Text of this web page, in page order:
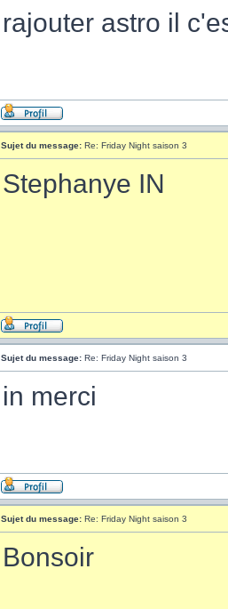
rajouter astro il
Sujet du message: Re: Friday Night saison 3
Stephanye IN
Sujet du message: Re: Friday Night saison 3
in merci
Sujet du message: Re: Friday Night saison 3
Bonsoir